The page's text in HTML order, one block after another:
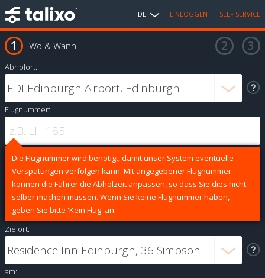
DE EINLOGGEN SELF SERVICE
Wo & Wann
Abholort:
Flugnummer:
Die Flugnummer wird benötigt, damit unser System eventuelle
Verspätungen verfolgen kann. Mit angegebener Flugnummer
können die Fahrer die Abholzeit anpassen, so dass Sie dies nicht
selber machen müssen. Wenn Sie keine Flugnummer haben,
geben Sie bitte 'Kein Flug' an.
Zielort:
am: